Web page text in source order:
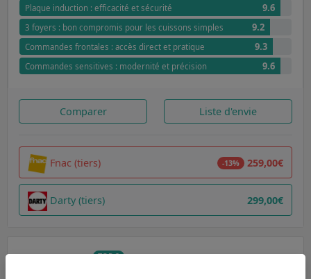
Plaque induction : efficacité et sécurité 9.6
3 foyers : bon compromis pour les cuissons simples 9.2
Commandes frontales : accès direct et pratique 9.3
Commandes sensitives : modernité et précision 9.6
Comparer Liste d'envie
Fnac (tiers) -13% 259,00€
Darty (tiers) 299,00€
TOP 2